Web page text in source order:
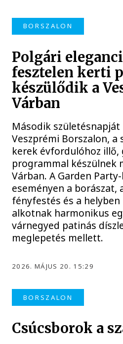
BORSZALON
Polgári
fesztelen kerti
készülődik a
Várban
Második születésnapját
Veszprémi Borszalon, a
kerek évfordulóhoz illő,
programmal készülnek
Várban. A Garden
eseményen a borászat,
fényfestés és a
alkotnak harmonikus
várnegyed patinás
meglepetés mellett.
2026. MÁJUS 20. 15:29
BORSZALON
Csúcsborok a